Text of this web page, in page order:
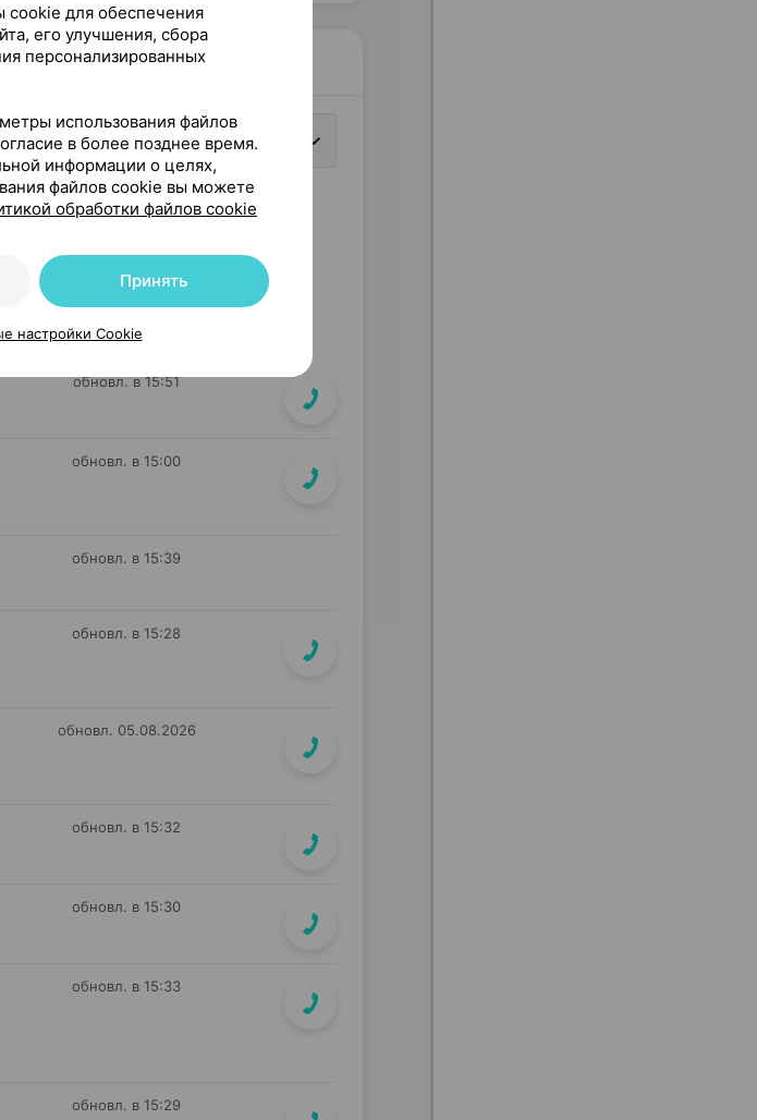
обновл. в 15:51
обновл. в 15:00
обновл. в 15:39
обновл. в 15:28
обновл. 05.08.2026
обновл. в 15:32
обновл. в 15:30
обновл. в 15:33
обновл. в 15:29
cookie для обеспечения
его улучшения, сбора
персонализированных
использования файлов
в более позднее время.
информации о целях,
файлов cookie вы можете
обработки файлов cookie
Принять
настройки Cookie